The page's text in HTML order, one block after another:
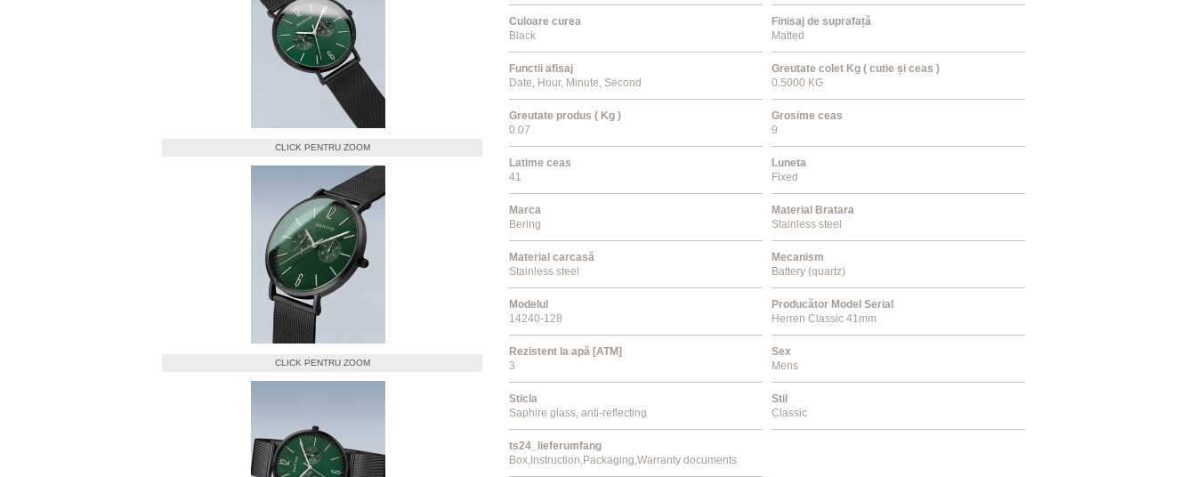
CLICK PENTRU ZOOM
CLICK PENTRU ZOOM
Culoare curea
Black
Finisaj de suprafață
Matted
Functii afisaj
Date, Hour, Minute, Second
Greutate colet Kg ( cutie și ceas )
0.5000 KG
Greutate produs ( Kg )
0.07
Grosime ceas
9
Latime ceas
41
Luneta
Fixed
Marca
Bering
Material Bratara
Stainless steel
Material carcasă
Stainless steel
Mecanism
Battery (quartz)
Modelul
14240-128
Producător Model Serial
Herren Classic 41mm
Rezistent la apă [ATM]
3
Sex
Mens
Sticla
Saphire glass, anti-reflecting
Stil
Classic
ts24_lieferumfang
Box,Instruction,Packaging,Warranty documents